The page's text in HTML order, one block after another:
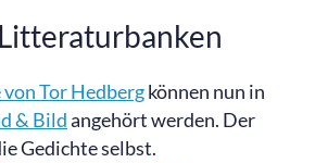
Tor Hedbergkönnen nun in
& Bildangehört werden. Der
Gedichte selbst.